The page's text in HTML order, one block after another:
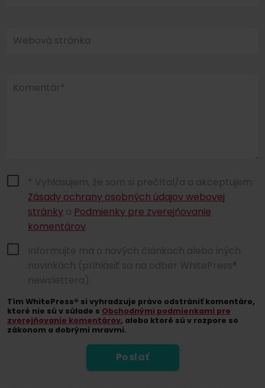
Webová stránka
Komentár*
* Vyhlasujem, že som si prečítal/a a akceptujem
Zásady ochrany osobných údajov webovej
stránky a Podmienky pre zverejňovanie
komentárov
Informujte ma o nových článkoch alebo iných
novinkách (prihlásiť sa na odber WhitePress®
newslettera).
Tím WhitePress® si vyhradzuje právo odstrániť komentáre,
ktoré nie sú v súlade s Obchodnými podmienkami pre
zverejňovanie komentárov, alebo ktoré sú v rozpore so
zákonom a dobrými mravmi.
Poslať